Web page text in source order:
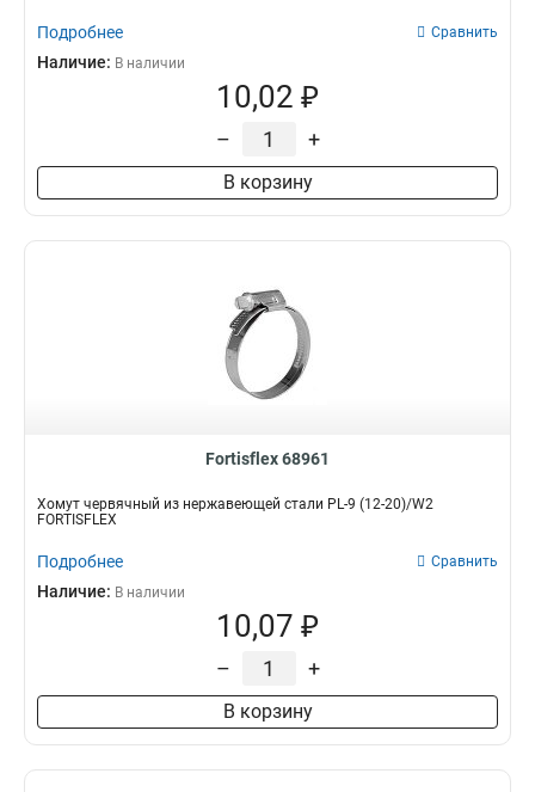
Подробнее Сравнить
Наличие: В наличии
10,02 ₽
– +
В корзину
Fortisflex 68961
Хомут червячный из нержавеющей стали PL-9 (12-20)/W2
FORTISFLEX
Подробнее Сравнить
Наличие: В наличии
10,07 ₽
– +
В корзину